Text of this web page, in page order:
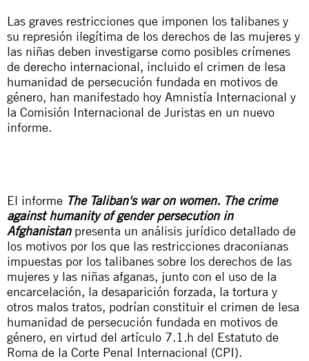
Las graves restricciones que imponen los talibanes y
su represión ilegítima de los derechos de las mujeres y
las niñas deben investigarse como posibles crímenes
de derecho internacional, incluido el crimen de lesa
humanidad de persecución fundada en motivos de
género, han manifestado hoy Amnistía Internacional y
la Comisión Internacional de Juristas en un nuevo
informe.
El informe The Taliban's war on women. The crime
against humanity of gender persecution in
Afghanistanpresenta un análisis jurídico detallado de
los motivos por los que las restricciones draconianas
impuestas por los talibanes sobre los derechos de las
mujeres y las niñas afganas, junto con el uso de la
encarcelación, la desaparición forzada, la tortura y
otros malos tratos, podrían constituir el crimen de lesa
humanidad de persecución fundada en motivos de
género, en virtud del artículo 7.1.h del Estatuto de
Roma de la Corte Penal Internacional (CPI).